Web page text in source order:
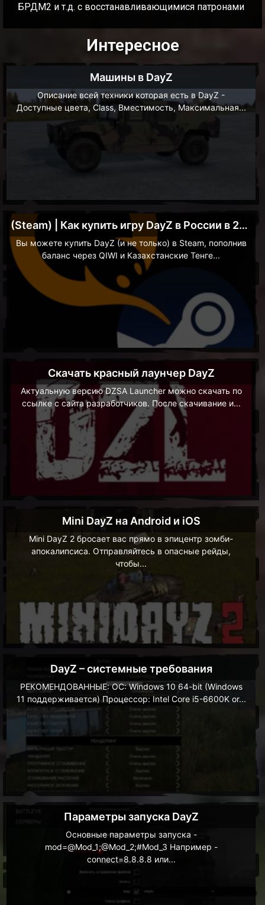
БРДМ2 и т.д. с восстанавливающимися патронами
Интересное
Машины в DayZ
Описание всей техники которая есть в DayZ -
Доступные цвета, Class, Вместимость, Максимальная...
(Steam) | Как купить игру DayZ в России в 2023
Вы можете купить DayZ (и не только) в Steam, пополнив
баланс через QIWI и Казахстанские Тенге...
Скачать красный лаунчер DayZ
Актуальную версию DZSA Launcher можно скачать по
ссылке с сайта разработчиков. После скачивание и...
Mini DayZ на Android и iOS
Mini DayZ 2 бросает вас прямо в эпицентр зомби-
апокалипсиса. Отправляйтесь в опасные рейды,
чтобы...
DayZ – системные требования
РЕКОМЕНДОВАННЫЕ: ОС: Windows 10 64-bit (Windows
11 поддерживается) Процессор: Intel Core i5-6600K or...
Параметры запуска DayZ
Основные параметры запуска -
mod=@Mod_1;@Mod_2;#Mod_3 Например -
connect=8.8.8.8 или...